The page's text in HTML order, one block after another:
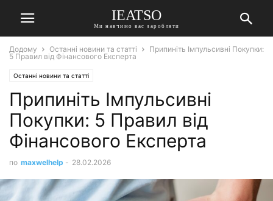
IEATSO
Ми навчимо вас заробляти
Додому Останні новини та статті
Припиніть Імпульсивні Покупки:
5 Правил від Фінансового Експерта
Останні новини та статті
Припиніть Імпульсивні
Покупки: 5 Правил від
Фінансового Експерта
по maxwelhelp - 28.02.2026